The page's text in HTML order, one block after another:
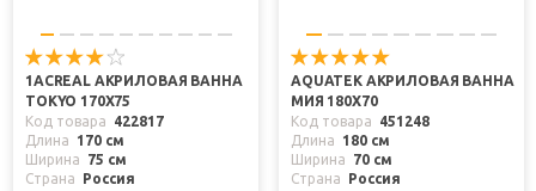
1ACREAL АКРИЛОВАЯ ВАННА
TOKYO 170X75
Код товара
422817
Длина
170 см
Ширина
75 см
Страна
Россия
AQUATEK АКРИЛОВАЯ ВАННА
МИЯ 180X70
Код товара
451248
Длина
180 см
Ширина
70 см
Страна
Россия